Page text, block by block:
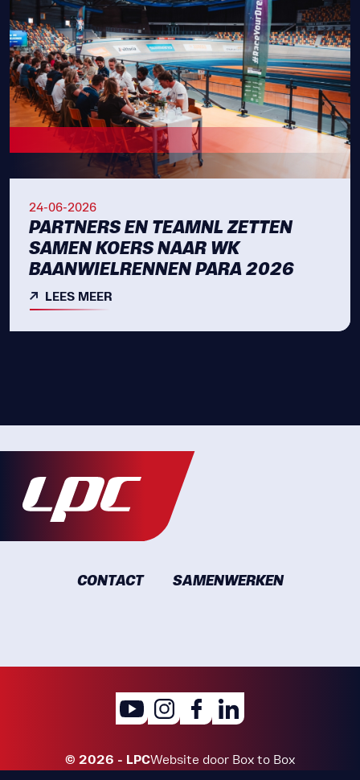
24-06-2026
PARTNERS EN TEAMNL ZETTEN
SAMEN KOERS NAAR WK
BAANWIELRENNEN PARA 2026
LEES MEER
CONTACT SAMENWERKEN
© 2026 - LPCWebsite door Box to Box